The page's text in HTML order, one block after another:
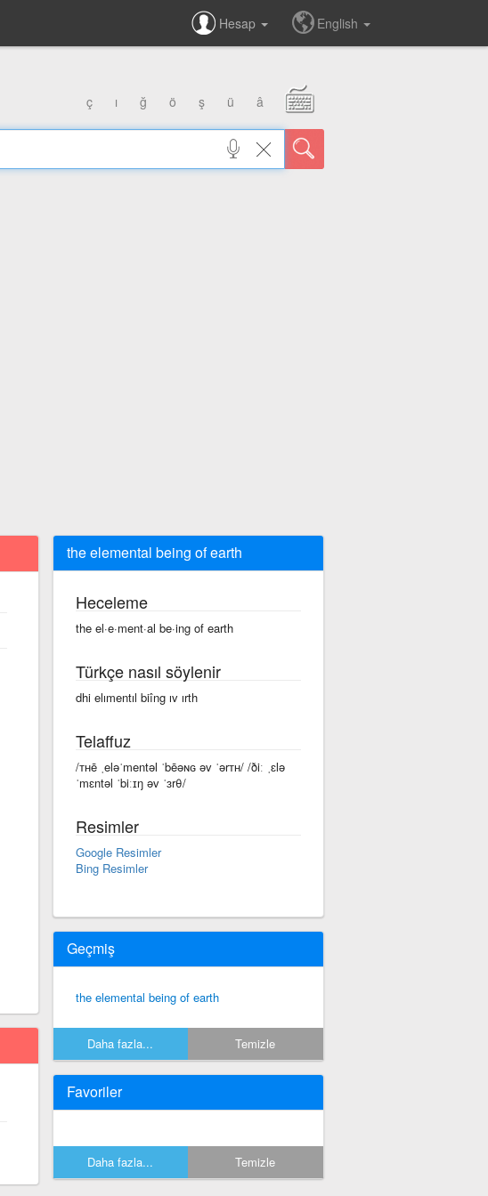
Hesap English
ç ı ğ ö ş ü â
the elemental being of earth
Heceleme
the el·e·ment·al be·ing of earth
Türkçe nasıl söylenir
dhi elımentıl biîng ıv ırth
Telaffuz
/ᴛʜē ˌeləˈmentəl ˈbēəɴɢ əv ˈərᴛʜ/ /ðiː ˌɛlə
ˈmɛntəl ˈbiːɪŋ əv ˈɜrθ/
Resimler
Google Resimler
Bing Resimler
Geçmiş
the elemental being of earth
Daha fazla... Temizle
Favoriler
Daha fazla... Temizle